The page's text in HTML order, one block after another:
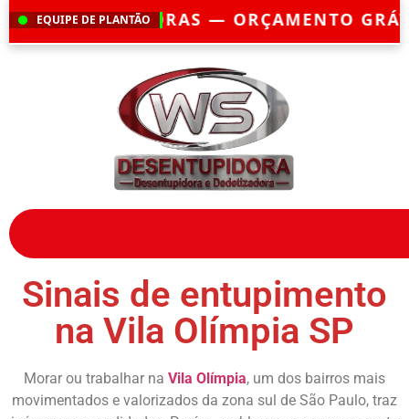
EQUIPE DE PLANTÃOGRÁTIS — EMERGÊNCIA?
Sinais de entupimento
na Vila Olímpia SP
Morar ou trabalhar na Vila Olímpia, um dos bairros mais
movimentados e valorizados da zona sul de São Paulo, traz